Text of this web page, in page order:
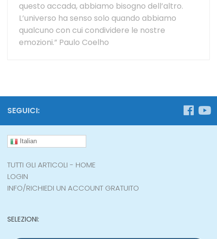
questo accada, abbiamo bisogno dell’altro.
L’universo ha senso solo quando abbiamo
qualcuno con cui condividere le nostre
emozioni.” Paulo Coelho
SEGUICI:
Italian
TUTTI GLI ARTICOLI - HOME
LOGIN
INFO/RICHIEDI UN ACCOUNT GRATUITO
SELEZIONI: